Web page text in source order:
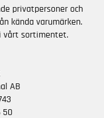
privatpersoner och
kända varumärken.
vårt sortimentet.
AB
50